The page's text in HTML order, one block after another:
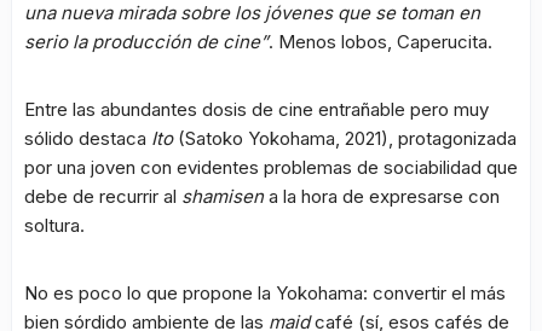
una nueva mirada sobre los jóvenes que se toman en
serio la producción de cine”. Menos lobos, Caperucita.
Entre las abundantes dosis de cine entrañable pero muy
sólido destaca Ito(Satoko Yokohama, 2021), protagonizada
por una joven con evidentes problemas de sociabilidad que
debe de recurrir al shamisena la hora de expresarse con
soltura.
No es poco lo que propone la Yokohama: convertir el más
bien sórdido ambiente de las maidcafé (sí, esos cafés de